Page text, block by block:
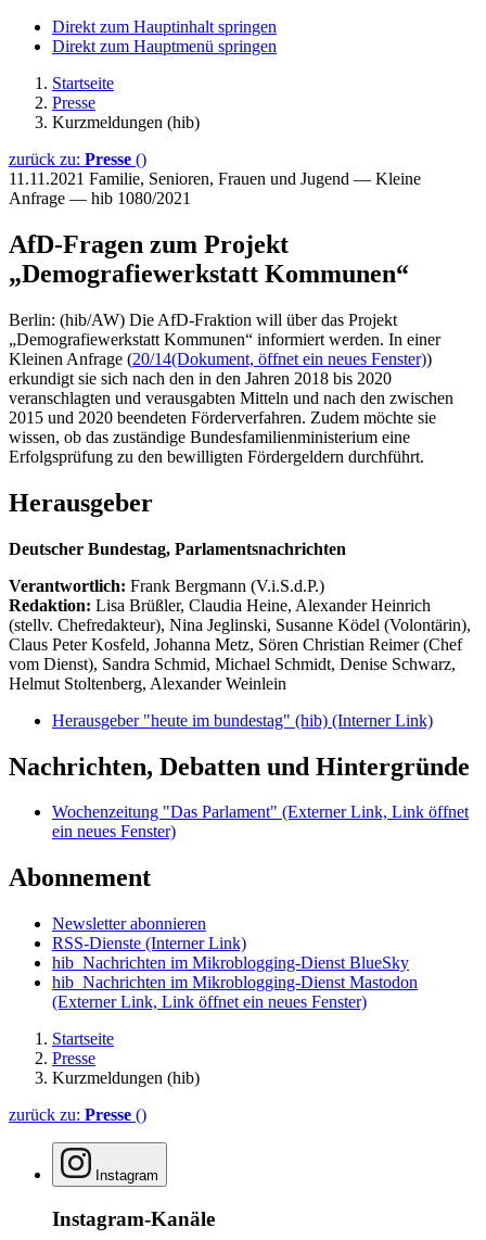
Direkt zum Hauptinhalt springen
Direkt zum Hauptmenü springen
Startseite
Presse
Kurzmeldungen (hib)
zurück zu: Presse ()
11.11.2021 Familie, Senioren, Frauen und Jugend — Kleine
Anfrage — hib 1080/2021
AfD-Fragen zum Projekt
„Demografiewerkstatt Kommunen“
Berlin: (hib/AW) Die AfD-Fraktion will über das Projekt
„Demografiewerkstatt Kommunen“ informiert werden. In einer
Kleinen Anfrage (20/14(Dokument, öffnet ein neues Fenster))
erkundigt sie sich nach den in den Jahren 2018 bis 2020
veranschlagten und verausgabten Mitteln und nach den zwischen
2015 und 2020 beendeten Förderverfahren. Zudem möchte sie
wissen, ob das zuständige Bundesfamilienministerium eine
Erfolgsprüfung zu den bewilligten Fördergeldern durchführt.
Herausgeber
Deutscher Bundestag, Parlamentsnachrichten
Verantwortlich: Frank Bergmann (V.i.S.d.P.)
Redaktion: Lisa Brüßler, Claudia Heine, Alexander Heinrich
(stellv. Chefredakteur), Nina Jeglinski, Susanne Ködel (Volontärin),
Claus Peter Kosfeld, Johanna Metz, Sören Christian Reimer (Chef
vom Dienst), Sandra Schmid, Michael Schmidt, Denise Schwarz,
Helmut Stoltenberg, Alexander Weinlein
Herausgeber "heute im bundestag" (hib) (Interner Link)
Nachrichten, Debatten und Hintergründe
Wochenzeitung "Das Parlament" (Externer Link, Link öffnet
ein neues Fenster)
Abonnement
Newsletter abonnieren
RSS-Dienste (Interner Link)
hib_Nachrichten im Mikroblogging-Dienst BlueSky
hib_Nachrichten im Mikroblogging-Dienst Mastodon
(Externer Link, Link öffnet ein neues Fenster)
Startseite
Presse
Kurzmeldungen (hib)
zurück zu: Presse ()
Instagram
Instagram-Kanäle